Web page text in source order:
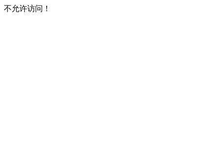
不允许访问！